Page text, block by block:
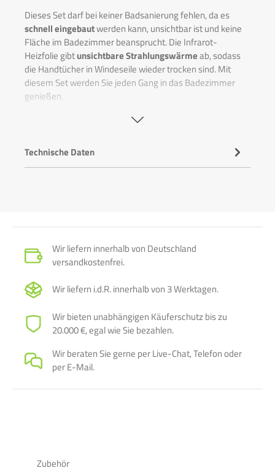
Dieses Set darf bei keiner Badsanierung fehlen, da es
schnell eingebautwerden kann, unsichtbar ist und keine
Fläche im Badezimmer beansprucht. Die Infrarot-
Heizfolie gibtunsichtbare Strahlungswärmeab, sodass
die Handtücher in Windeseile wieder trocken sind. Mit
diesem Set werden Sie jeden Gang in das Badezimmer
genießen.
Die folgenden Artikel sind im Sparpaket enthalten:
Der energieeinsparende Raumthermostat regelt die
Temperatur in Abhängigkeit der Raumtemperatur. Ein
somit, Schaltzeiten (bis zu 9 je Tag) und Temperaturen
einzustellen.
Das Netzteil mit 300 Watt Leistungsaufnahme und mit 36
V AC Sicherheitskleinspannung (SELV) dient zum
Anschluss der Heizfolien. Der Netzanschluss 230 V AC
erfolgt durch das vorhandene Anschlusskabel. Die
für einen werkzeuglosen Anschluss der Heizfolien.
Spachtelmassen. Aufgrund der Schutzkleinspannung von
Technische Daten
Wir liefern innerhalb von Deutschland
versandkostenfrei.
Wir liefern i.d.R. innerhalb von 3 Werktagen.
Wir bieten unabhängigen Käuferschutz bis zu
20.000 €, egal wie Sie bezahlen.
Wir beraten Sie gerne per Live-Chat, Telefon oder
per E-Mail.
Zubehör